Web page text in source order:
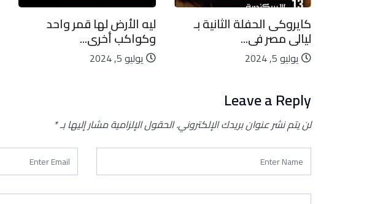
كايروكى الحفلة الثانية بـ
ليالى مصر فى...
يوليو 5, 2024
ليه الأرض لها قمر واحد
وكواكب أخرى...
يوليو 5, 2024
Leave a Reply
لن يتم نشر عنوان بريدك الإلكتروني.الحقول الإلزامية مشار إليها بـ*